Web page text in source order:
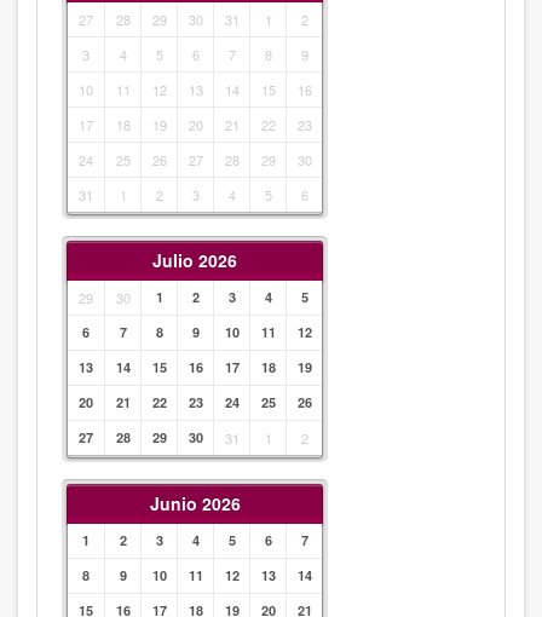
27 28 29 30 31 1
2
3
4 5 6 7 8
9
10
11 12 13 14 15
16
17
18 19 20 21 22
23
24
25 26 27 28 29
30
31
1 2 3 4 5 6
Julio 2026
29 30 1 2 3 4
5
6
7 8 9 10 11
12
13
14 15 16 17 18
19
20
21 22 23 24 25
26
27
28 29 30 31 1 2
Junio 2026
1 2 3 4 5 6
7
8
9 10 11 12 13
14
15
16 17 18 19 20
21